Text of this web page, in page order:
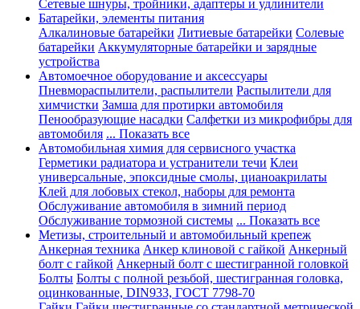
Сетевые шнуры, тройники, адаптеры и удлинители
Батарейки, элементы питания
Алкалиновые батарейки Литиевые батарейки Солевые
батарейки Аккумуляторные батарейки и зарядные
устройства
Автомоечное оборудование и аксессуары
Пневмораспылители, распылители Распылители для
химчистки Замша для протирки автомобиля
Пенообразующие насадки Салфетки из микрофибры для
автомобиля ... Показать все
Автомобильная химия для сервисного участка
Герметики радиатора и устранители течи Клеи
универсальные, эпоксидные смолы, цианоакрилаты
Клей для лобовых стекол, наборы для ремонта
Обслуживание автомобиля в зимний период
Обслуживание тормозной системы ... Показать все
Метизы, строительный и автомобильный крепеж
Анкерная техника Анкер клиновой с гайкой Анкерный
болт с гайкой Анкерный болт с шестигранной головкой
Болты Болты с полной резьбой, шестигранная головка,
оцинкованные, DIN933, ГОСТ 7798-70